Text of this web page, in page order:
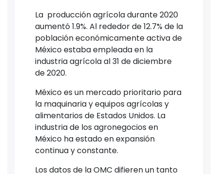
La producción agrícola durante 2020
aumentó 1.9%. Al rededor de 12.7% de la
población económicamente activa de
México estaba empleada en la
industria agrícola al 31 de diciembre
de 2020.
México es un mercado prioritario para
la maquinaria y equipos agrícolas y
alimentarios de Estados Unidos. La
industria de los agronegocios en
México ha estado en expansión
continua y constante.
Los datos de la OMC difieren un tanto